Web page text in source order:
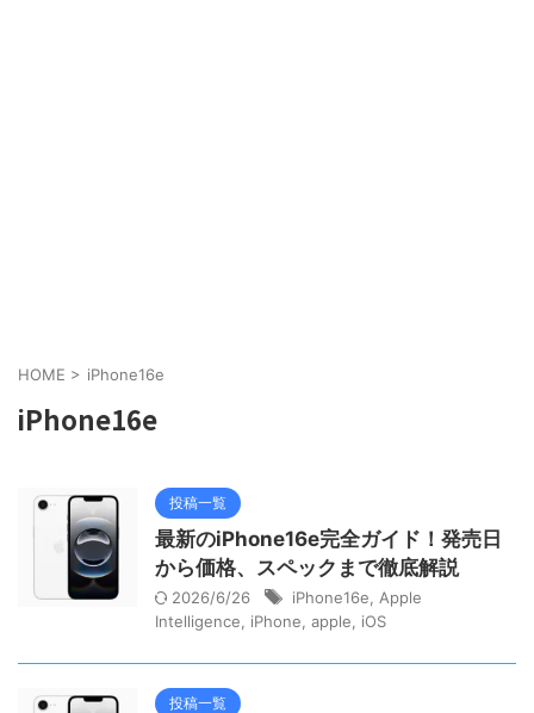
HOME > iPhone16e
iPhone16e
投稿一覧
最新のiPhone16e完全ガイド！発売日
から価格、スペックまで徹底解説
2026/6/26 iPhone16e
Apple
Intelligence
iPhone apple iOS
投稿一覧